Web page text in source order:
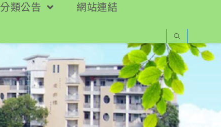
分類公告
網站連結